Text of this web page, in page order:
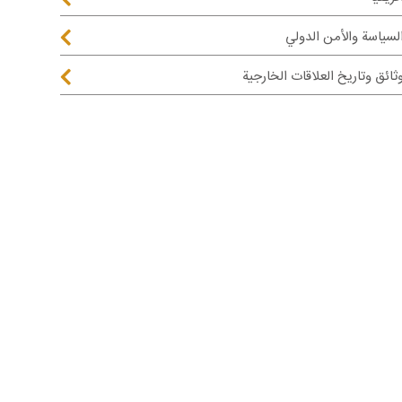
والأمن الدولي
وتاريخ العلاقات الخارجية